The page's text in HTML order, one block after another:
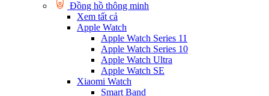
Đồng hồ thông minh
Xem tất cả
Apple Watch
Apple Watch Series 11
Apple Watch Series 10
Apple Watch Ultra
Apple Watch SE
Xiaomi Watch
Smart Band